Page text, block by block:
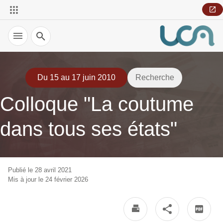
Recherche
Du 15 au 17 juin 2010 Recherche
Colloque "La coutume
dans tous ses états"
Publié le 28 avril 2021
Mis à jour le 24 février 2026